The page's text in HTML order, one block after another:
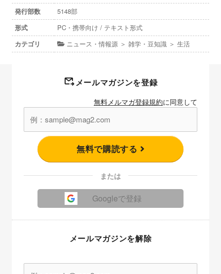
発行部数
5148部
形式
PC・携帯向け / テキスト形式
カテゴリ
ニュース・情報源 ＞ 雑学・豆知識 ＞ 生活
メールマガジンを登録
無料メルマガ登録規約に同意して
無料で購読する
または
Googleで登録
メールマガジンを解除